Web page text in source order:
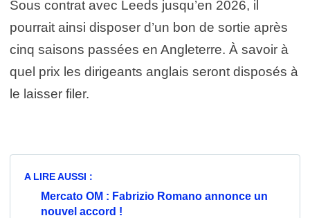
Sous contrat avec Leeds jusqu’en 2026, il
pourrait ainsi disposer d’un bon de sortie après
cinq saisons passées en Angleterre. À savoir à
quel prix les dirigeants anglais seront disposés à
le laisser filer.
A LIRE AUSSI :
Mercato OM : Fabrizio Romano annonce un
nouvel accord !